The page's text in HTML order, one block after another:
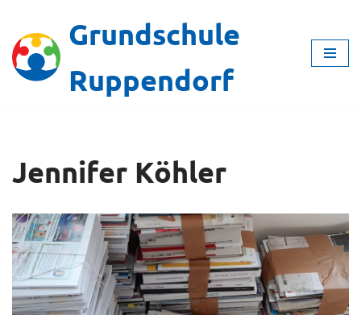
Zum
Inhalt
springen
Grundschule
Ruppendorf
Jennifer Köhler